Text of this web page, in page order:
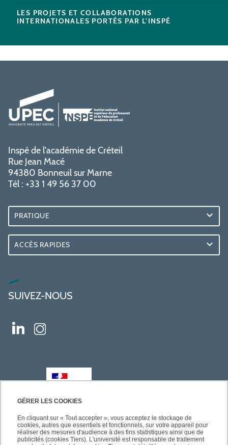
GÉRER LES COOKIES
En cliquant sur « Tout accepter », vous acceptez le stockage de
cookies, autres que essentiels et fonctionnels, sur votre appareil pour
réaliser des mesures d'audience à des fins statistiques ainsi que de
publicités (cookies Tiers). L'université est responsable de traitement
LES PROJETS ET COLLABORATIONS
INTERNATIONALES PORTÉS PAR L'INSPÉ
Inspé de l'académie de Créteil
Rue Jean Macé
94380 Bonneuil sur Marne
Tél : +33 1 49 56 37 00
PRATIQUE
ACCÈS RAPIDES
SUIVEZ-NOUS